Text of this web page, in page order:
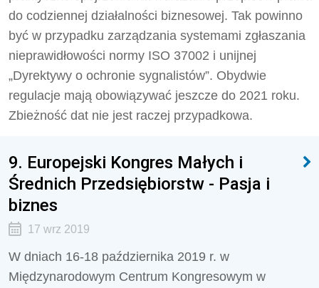
do codziennej działalności biznesowej. Tak powinno
być w przypadku zarządzania systemami zgłaszania
nieprawidłowości normy ISO 37002 i unijnej
„Dyrektywy o ochronie sygnalistów”. Obydwie
regulacje mają obowiązywać jeszcze do 2021 roku.
Zbieżność dat nie jest raczej przypadkowa.
9. Europejski Kongres Małych i
Średnich Przedsiębiorstw - Pasja i
biznes
17 wrz 2019
W dniach 16-18 października 2019 r. w
Międzynarodowym Centrum Kongresowym w